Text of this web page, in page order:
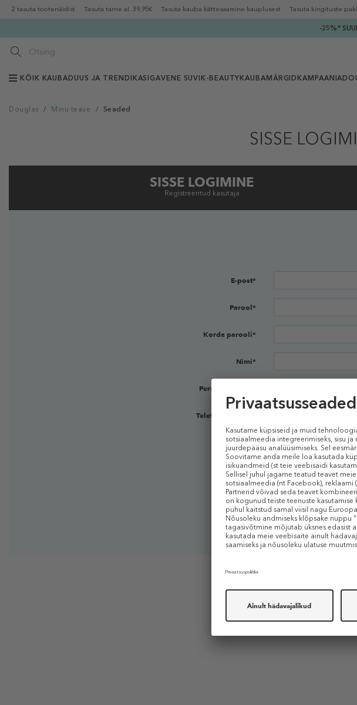
2 tasuta tootenäidist Tasuta tarne al. 39,95€ Tasuta kauba kättesaamine kauplusest Tasuta kingituste
-25%*
KÕIK KAUBADUUS JA TRENDIKAS IGAVENE SUVI K-BEAUTY KAUBAMÄRGID KAMPAANIA
Douglas / Minu teave / Seaded
SISSE
SISSE LOGIMINE
Registreeritud kasutaja
E-post*
Parool*
Korda parooli*
Nimi*
Perekonnanimi *
Telefoninumber:*
Kinnitan, et olen
Soovin saada teavet
Soovin saada
JÄTKAN